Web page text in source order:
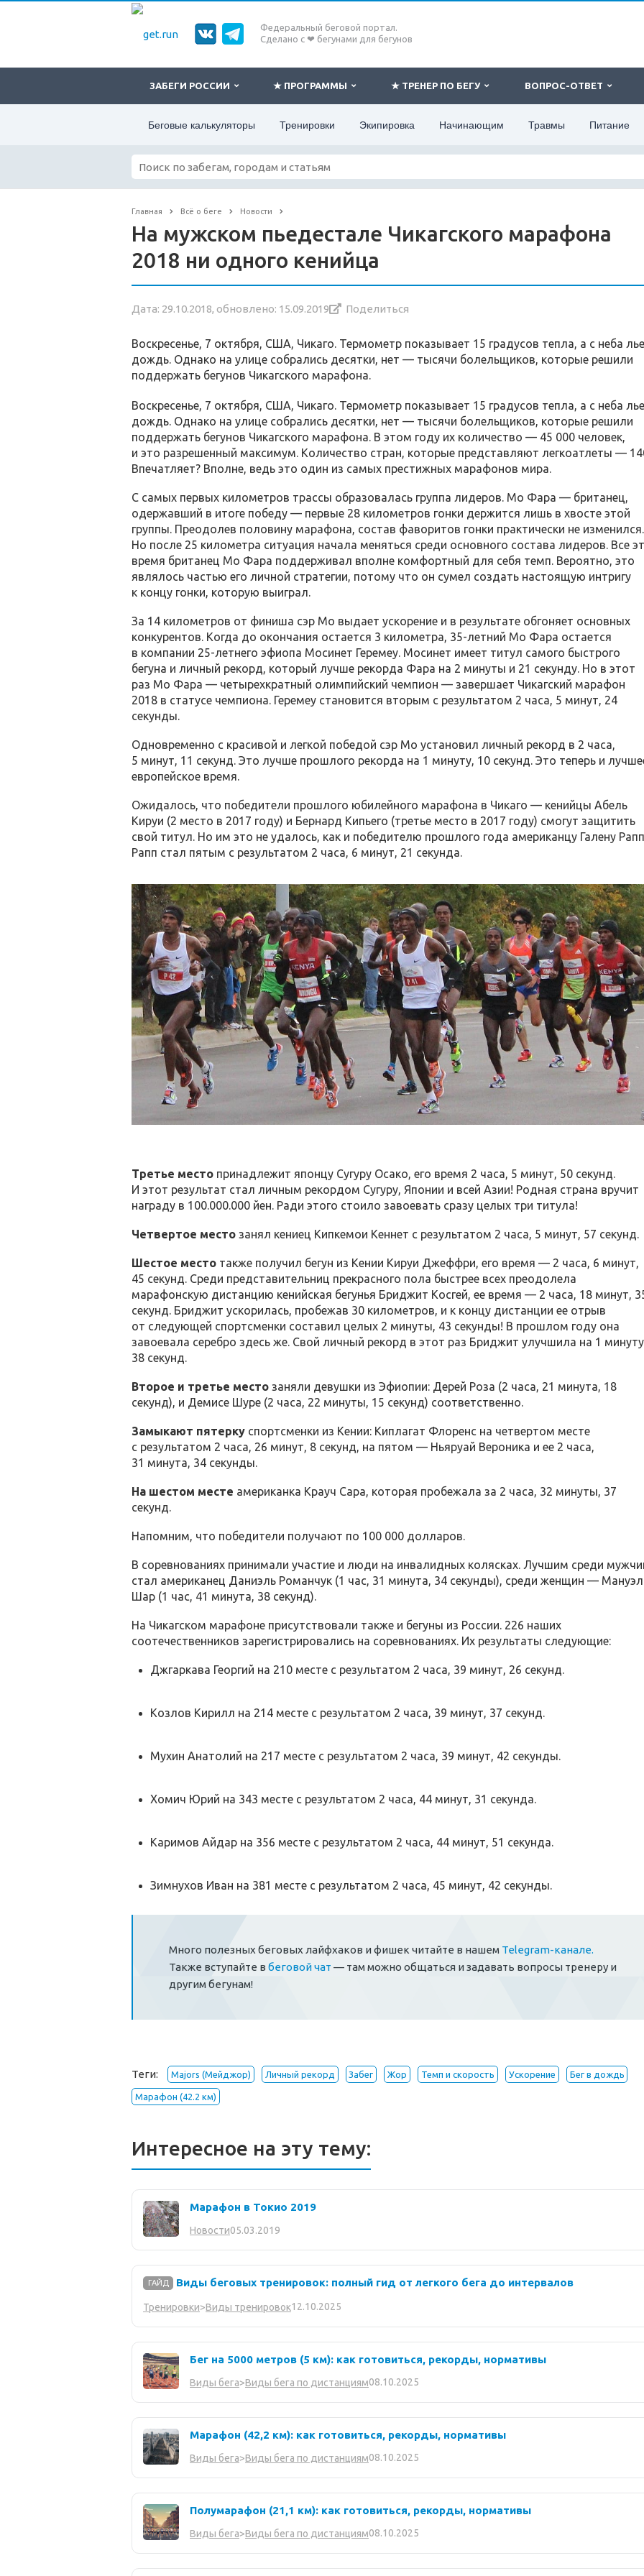
Федеральный беговой портал.
Сделано с ❤ бегунами для бегунов
ЗАБЕГИ РОССИИ ★ ПРОГРАММЫ ★ ТРЕНЕР ПО БЕГУ ВОПРОС-ОТВЕТ
Беговые калькуляторы Тренировки Экипировка Начинающим Травмы Питание
Главная Всё о беге Новости
На мужском пьедестале Чикагского марафона
2018 ни одного кенийца
Дата: 29.10.2018, обновлено: 15.09.2019 Поделиться
Воскресенье, 7 октября, США, Чикаго. Термометр показывает 15 градусов тепла, а с неба
дождь. Однако на улице собрались десятки, нет — тысячи болельщиков, которые решили
поддержать бегунов Чикагского марафона.
Воскресенье, 7 октября, США, Чикаго. Термометр показывает 15 градусов тепла, а с неба
дождь. Однако на улице собрались десятки, нет — тысячи болельщиков, которые решили
поддержать бегунов Чикагского марафона. В этом году их количество — 45 000 человек,
и это разрешенный максимум. Количество стран, которые представляют легкоатлеты —
Впечатляет? Вполне, ведь это один из самых престижных марафонов мира.
С самых первых километров трассы образовалась группа лидеров. Мо Фара — британец,
одержавший в итоге победу — первые 28 километров гонки держится лишь в хвосте этой
группы. Преодолев половину марафона, состав фаворитов гонки практически не изменился.
Но после 25 километра ситуация начала меняться среди основного состава лидеров. Все
время британец Мо Фара поддерживал вполне комфортный для себя темп. Вероятно, это
являлось частью его личной стратегии, потому что он сумел создать настоящую интригу
к концу гонки, которую выиграл.
За 14 километров от финиша сэр Мо выдает ускорение и в результате обгоняет основных
конкурентов. Когда до окончания остается 3 километра, 35-летний Мо Фара остается
в компании 25-летнего эфиопа Мосинет Геремеу. Мосинет имеет титул самого быстрого
бегуна и личный рекорд, который лучше рекорда Фара на 2 минуты и 21 секунду. Но в этот
раз Мо Фара — четырехкратный олимпийский чемпион — завершает Чикагский марафон
2018 в статусе чемпиона. Геремеу становится вторым с результатом 2 часа, 5 минут, 24
секунды.
Одновременно с красивой и легкой победой сэр Мо установил личный рекорд в 2 часа,
5 минут, 11 секунд. Это лучше прошлого рекорда на 1 минуту, 10 секунд. Это теперь и
европейское время.
Ожидалось, что победители прошлого юбилейного марафона в Чикаго — кенийцы Абель
Кируи (2 место в 2017 году) и Бернард Кипьего (третье место в 2017 году) смогут защитить
свой титул. Но им это не удалось, как и победителю прошлого года американцу Галену
Рапп стал пятым с результатом 2 часа, 6 минут, 21 секунда.
Третье место принадлежит японцу Сугуру Осако, его время 2 часа, 5 минут, 50 секунд.
И этот результат стал личным рекордом Сугуру, Японии и всей Азии! Родная страна вручит
награду в 100.000.000 йен. Ради этого стоило завоевать сразу целых три титула!
Четвертое место занял кениец Кипкемои Кеннет с результатом 2 часа, 5 минут, 57 секунд.
Шестое место также получил бегун из Кении Кируи Джеффри, его время — 2 часа, 6 минут,
45 секунд. Среди представительниц прекрасного пола быстрее всех преодолела
марафонскую дистанцию кенийская бегунья Бриджит Косгей, ее время — 2 часа, 18 минут,
секунд. Бриджит ускорилась, пробежав 30 километров, и к концу дистанции ее отрыв
от следующей спортсменки составил целых 2 минуты, 43 секунды! В прошлом году она
завоевала серебро здесь же. Свой личный рекорд в этот раз Бриджит улучшила на 1
38 секунд.
Второе и третье место заняли девушки из Эфиопии: Дерей Роза (2 часа, 21 минута, 18
секунд), и Демисе Шуре (2 часа, 22 минуты, 15 секунд) соответственно.
Замыкают пятерку спортсменки из Кении: Киплагат Флоренс на четвертом месте
с результатом 2 часа, 26 минут, 8 секунд, на пятом — Ньяруай Вероника и ее 2 часа,
31 минута, 34 секунды.
На шестом месте американка Крауч Сара, которая пробежала за 2 часа, 32 минуты, 37
секунд.
Напомним, что победители получают по 100 000 долларов.
В соревнованиях принимали участие и люди на инвалидных колясках. Лучшим среди
стал американец Даниэль Романчук (1 час, 31 минута, 34 секунды), среди женщин —
Шар (1 час, 41 минута, 38 секунд).
На Чикагском марафоне присутствовали также и бегуны из России. 226 наших
соотечественников зарегистрировались на соревнованиях. Их результаты следующие:
Джгаркава Георгий на 210 месте с результатом 2 часа, 39 минут, 26 секунд.
Козлов Кирилл на 214 месте с результатом 2 часа, 39 минут, 37 секунд.
Мухин Анатолий на 217 месте с результатом 2 часа, 39 минут, 42 секунды.
Хомич Юрий на 343 месте с результатом 2 часа, 44 минут, 31 секунда.
Каримов Айдар на 356 месте с результатом 2 часа, 44 минут, 51 секунда.
Зимнухов Иван на 381 месте с результатом 2 часа, 45 минут, 42 секунды.
Много полезных беговых лайфхаков и фишек читайте в нашем Telegram-канале.
Также вступайте в беговой чат — там можно общаться и задавать вопросы тренеру и
другим бегунам!
Теги: Majors (Мейджор) Личный рекорд Забег Жор Темп и скорость Ускорение Бег в дождь
Марафон (42.2 км)
Интересное на эту тему:
Марафон в Токио 2019
Новости05.03.2019
ГАЙД Виды беговых тренировок: полный гид от легкого бега до интервалов
Тренировки>Виды тренировок12.10.2025
Бег на 5000 метров (5 км): как готовиться, рекорды, нормативы
Виды бега>Виды бега по дистанциям08.10.2025
Марафон (42,2 км): как готовиться, рекорды, нормативы
Виды бега>Виды бега по дистанциям08.10.2025
Полумарафон (21,1 км): как готовиться, рекорды, нормативы
Виды бега>Виды бега по дистанциям08.10.2025